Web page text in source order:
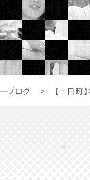
ブログ > 【十日町